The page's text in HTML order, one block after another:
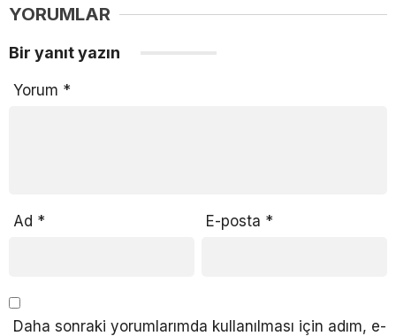
YORUMLAR
Bir yanıt yazın
Yorum *
Ad * E-posta *
Daha sonraki yorumlarımda kullanılması için adım, e-